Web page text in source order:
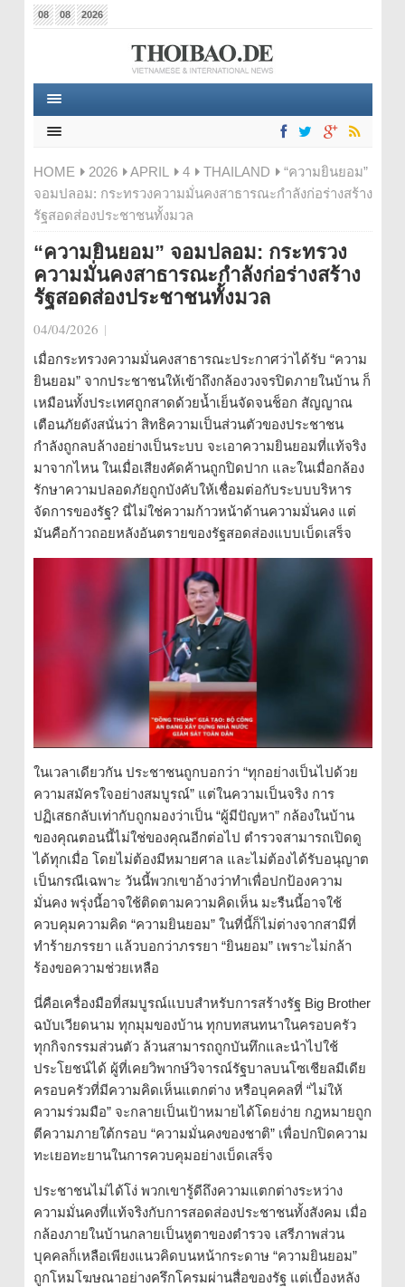
08 08 2026
HOME 2026 APRIL 4 THAILAND
“ความยินยอม”
จอมปลอม: กระทรวงความมั่นคงสาธารณะกำลังก่อร่างสร้าง
รัฐสอดส่องประชาชนทั้งมวล
“ความยินยอม” จอมปลอม: กระทรวง
ความมั่นคงสาธารณะกำลังก่อร่างสร้าง
รัฐสอดส่องประชาชนทั้งมวล
04/04/2026 |
เมื่อกระทรวงความมั่นคงสาธารณะประกาศว่าได้รับ “ความ
ยินยอม” จากประชาชนให้เข้าถึงกล้องวงจรปิดภายในบ้าน ก็
เหมือนทั้งประเทศถูกสาดด้วยน้ำเย็นจัดจนช็อก สัญญาณ
เตือนภัยดังสนั่นว่า สิทธิความเป็นส่วนตัวของประชาชน
กำลังถูกลบล้างอย่างเป็นระบบ จะเอาความยินยอมที่แท้จริง
มาจากไหน ในเมื่อเสียงคัดค้านถูกปิดปาก และในเมื่อกล้อง
รักษาความปลอดภัยถูกบังคับให้เชื่อมต่อกับระบบบริหาร
จัดการของรัฐ? นี่ไม่ใช่ความก้าวหน้าด้านความมั่นคง แต่
มันคือก้าวถอยหลังอันตรายของรัฐสอดส่องแบบเบ็ดเสร็จ
ในเวลาเดียวกัน ประชาชนถูกบอกว่า “ทุกอย่างเป็นไปด้วย
ความสมัครใจอย่างสมบูรณ์” แต่ในความเป็นจริง การ
ปฏิเสธกลับเท่ากับถูกมองว่าเป็น “ผู้มีปัญหา” กล้องในบ้าน
ของคุณตอนนี้ไม่ใช่ของคุณอีกต่อไป ตำรวจสามารถเปิดดู
ได้ทุกเมื่อ โดยไม่ต้องมีหมายศาล และไม่ต้องได้รับอนุญาต
เป็นกรณีเฉพาะ วันนี้พวกเขาอ้างว่าทำเพื่อปกป้องความ
มั่นคง พรุ่งนี้อาจใช้ติดตามความคิดเห็น มะรืนนี้อาจใช้
ควบคุมความคิด “ความยินยอม” ในที่นี้ก็ไม่ต่างจากสามีที่
ทำร้ายภรรยา แล้วบอกว่าภรรยา “ยินยอม” เพราะไม่กล้า
ร้องขอความช่วยเหลือ
นี่คือเครื่องมือที่สมบูรณ์แบบสำหรับการสร้างรัฐ Big Brother
ฉบับเวียดนาม ทุกมุมของบ้าน ทุกบทสนทนาในครอบครัว
ทุกกิจกรรมส่วนตัว ล้วนสามารถถูกบันทึกและนำไปใช้
ประโยชน์ได้ ผู้ที่เคยวิพากษ์วิจารณ์รัฐบาลบนโซเชียลมีเดีย
ครอบครัวที่มีความคิดเห็นแตกต่าง หรือบุคคลที่ “ไม่ให้
ความร่วมมือ” จะกลายเป็นเป้าหมายได้โดยง่าย กฎหมายถูก
ตีความภายใต้กรอบ “ความมั่นคงของชาติ” เพื่อปกปิดความ
ทะเยอทะยานในการควบคุมอย่างเบ็ดเสร็จ
ประชาชนไม่ได้โง่ พวกเขารู้ดีถึงความแตกต่างระหว่าง
ความมั่นคงที่แท้จริงกับการสอดส่องประชาชนทั้งสังคม เมื่อ
กล้องภายในบ้านกลายเป็นหูตาของตำรวจ เสรีภาพส่วน
บุคคลก็เหลือเพียงแนวคิดบนหน้ากระดาษ “ความยินยอม”
ถูกโหมโฆษณาอย่างครึกโครมผ่านสื่อของรัฐ แต่เบื้องหลัง